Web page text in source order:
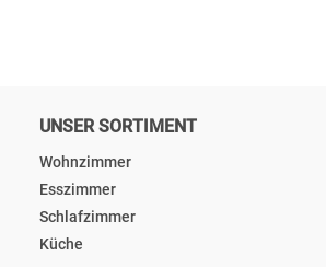
UNSER SORTIMENT
Wohnzimmer
Esszimmer
Schlafzimmer
Küche